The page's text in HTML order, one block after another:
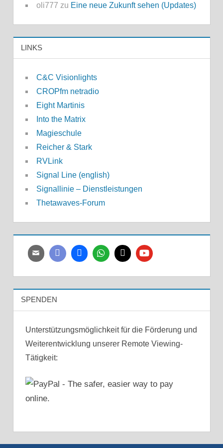
oli777 zu Eine neue Zukunft sehen (Updates)
LINKS
C&C Visionlights
CROPfm netradio
Eight Martinis
Into the Matrix
Magieschule
Reicher & Stark
RVLink
Signal Line (english)
Signallinie – Dienstleistungen
Thetawaves-Forum
SPENDEN
Unterstützungsmöglichkeit für die Förderung und
Weiterentwicklung unserer Remote Viewing-
Tätigkeit: